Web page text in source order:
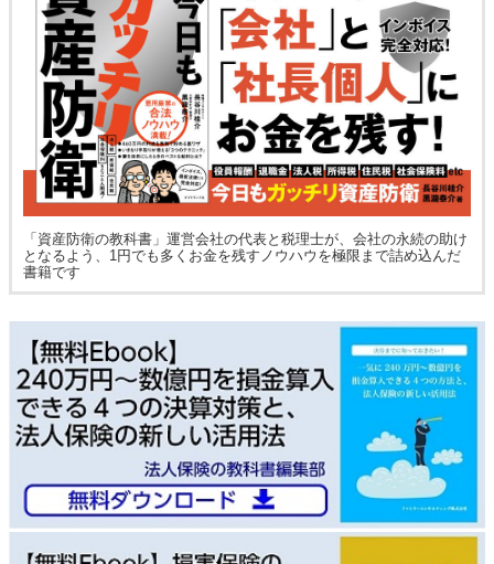
「資産防衛の教科書」運営会社の代表と税理士が、会社の永続の助け
となるよう、1円でも多くお金を残すノウハウを極限まで詰め込んだ
書籍です